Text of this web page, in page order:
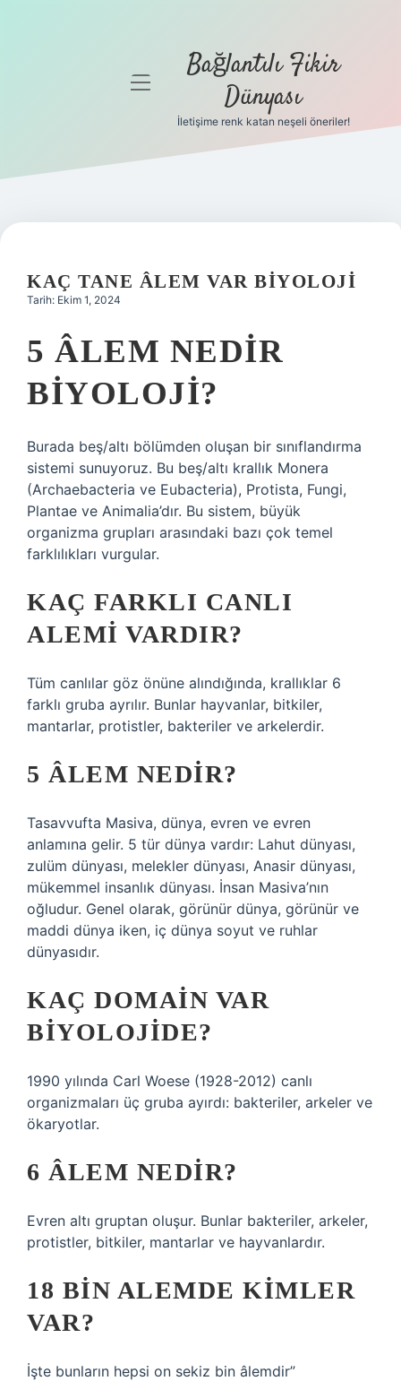
Gizlilik
Hakkımızda
menüyü
Bağlantılı Fikir
Dünyası
İletişime renk katan neşeli öneriler!
KAÇ TANE ÂLEM VAR BIYOLOJI
Tarih: Ekim 1, 2024
5 ÂLEM NEDIR
BIYOLOJI?
Burada beş/altı bölümden oluşan bir sınıflandırma
sistemi sunuyoruz. Bu beş/altı krallık Monera
(Archaebacteria ve Eubacteria), Protista, Fungi,
Plantae ve Animalia’dır. Bu sistem, büyük
organizma grupları arasındaki bazı çok temel
farklılıkları vurgular.
KAÇ FARKLI CANLI
ALEMI VARDIR?
Tüm canlılar göz önüne alındığında, krallıklar 6
farklı gruba ayrılır. Bunlar hayvanlar, bitkiler,
mantarlar, protistler, bakteriler ve arkelerdir.
5 ÂLEM NEDIR?
Tasavvufta Masiva, dünya, evren ve evren
anlamına gelir. 5 tür dünya vardır: Lahut dünyası,
zulüm dünyası, melekler dünyası, Anasir dünyası,
mükemmel insanlık dünyası. İnsan Masiva’nın
oğludur. Genel olarak, görünür dünya, görünür ve
maddi dünya iken, iç dünya soyut ve ruhlar
dünyasıdır.
KAÇ DOMAIN VAR
BIYOLOJIDE?
1990 yılında Carl Woese (1928-2012) canlı
organizmaları üç gruba ayırdı: bakteriler, arkeler ve
ökaryotlar.
6 ÂLEM NEDIR?
Evren altı gruptan oluşur. Bunlar bakteriler, arkeler,
protistler, bitkiler, mantarlar ve hayvanlardır.
18 BIN ALEMDE KIMLER
VAR?
İşte bunların hepsi on sekiz bin âlemdir”